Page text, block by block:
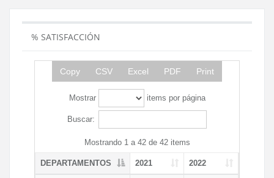
% SATISFACCIÓN
Copy CSV Excel PDF Print
Mostrar items por página
Buscar:
Mostrando 1 a 42 de 42 items
DEPARTAMENTOS 2021 2022